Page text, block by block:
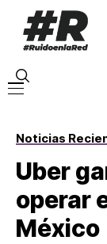
Noticias
Uber
operar
México